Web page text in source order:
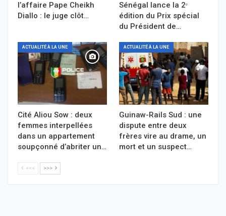
l’affaire Pape Cheikh
Diallo : le juge clôt…
Sénégal lance la 2ᵉ
édition du Prix spécial
du Président de…
ACTUALITÉ À LA UNE
Cité Aliou Sow : deux
femmes interpellées
dans un appartement
soupçonné d’abriter un…
ACTUALITÉ À LA UNE
Guinaw-Rails Sud : une
dispute entre deux
frères vire au drame, un
mort et un suspect…
<<< >>>